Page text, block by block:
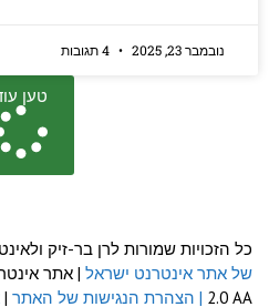
נובמבר 23, 2025
טען
כל הזכויות שמורות לרן בר-זיק
של אתר אינטרנט ישראל
2.0 AA | הצהרת הנגישות של האתר |